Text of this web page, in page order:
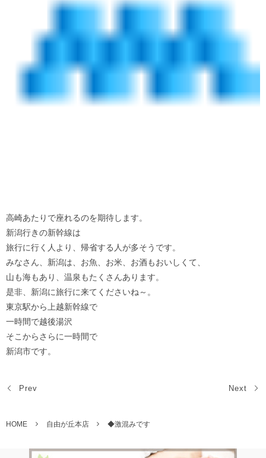
高崎あたりで座れるのを期待します。
新潟行きの新幹線は
旅行に行く人より、帰省する人が多そうです。
みなさん、新潟は、お魚、お米、お酒もおいしくて、
山も海もあり、温泉もたくさんあります。
是非、新潟に旅行に来てくださいね～。
東京駅から上越新幹線で
一時間で越後湯沢
そこからさらに一時間で
新潟市です。
Prev Next
HOME 自由が丘本店 ◆激混みです